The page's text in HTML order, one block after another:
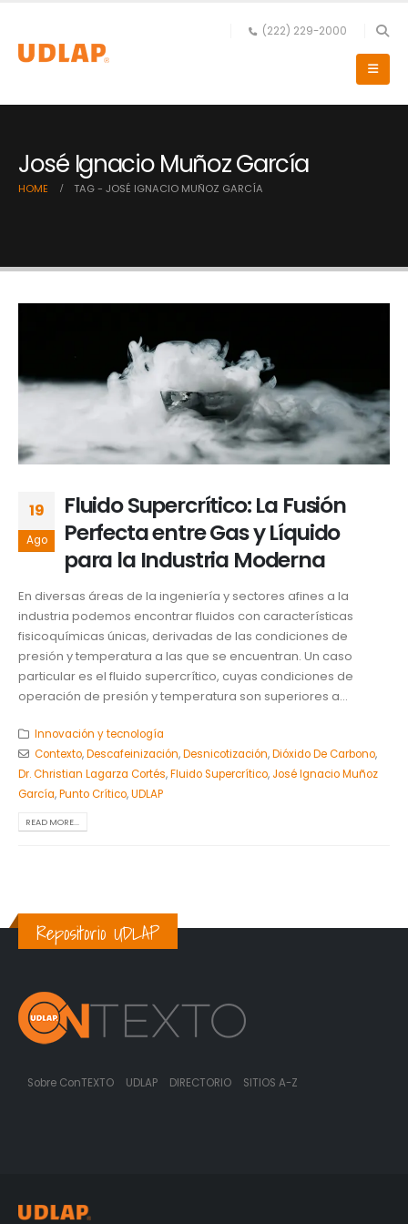
(222) 229-2000
José Ignacio Muñoz García
HOME TAG - JOSÉ IGNACIO MUÑOZ GARCÍA
19
Ago
Fluido Supercrítico: La Fusión
Perfecta entre Gas y Líquido
para la Industria Moderna
En diversas áreas de la ingeniería y sectores afines a la
industria podemos encontrar fluidos con características
fisicoquímicas únicas, derivadas de las condiciones de
presión y temperatura a las que se encuentran. Un caso
particular es el fluido supercrítico, cuyas condiciones de
operación de presión y temperatura son superiores a...
Innovación y tecnología
Contexto,Descafeinización,Desnicotización,Dióxido De Carbono,
Dr. Christian Lagarza Cortés,Fluido Supercrítico, José Ignacio Muñoz
García,Punto Crítico,UDLAP
READ MORE...
Repositorio UDLAP
Sobre ConTEXTO UDLAP DIRECTORIO SITIOS A-Z